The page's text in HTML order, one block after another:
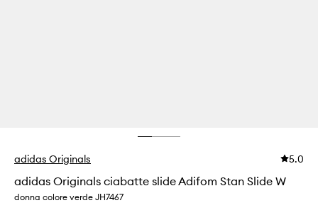
adidas Originals 5.0
adidas Originals ciabatte slide Adifom Stan Slide W
donna colore verde JH7467